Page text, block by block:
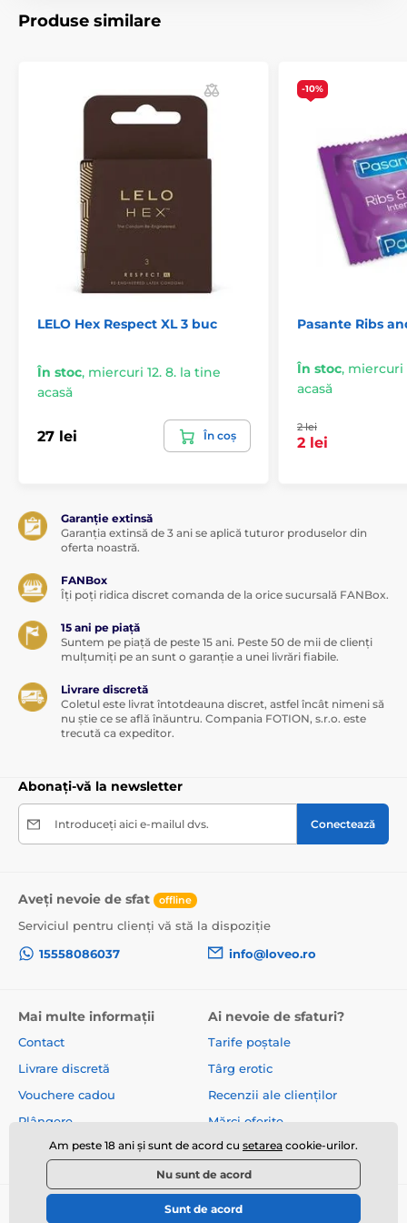
și confort
Descoperiți o nouă dimensiune a plăcerii cu Durex
Intense – prezervative care oferă
Produsul este inclus în categoria
Prezervative
Prezervative cu nervuri
Prezervative stimulatoare
Produse similare
LELO Hex Respect XL 3 buc
În stoc, miercuri 12. 8. la tine
acasă
27 lei În coș
-10%
Pasante Ribs
În stoc, miercuri
acasă
2 lei
2 lei
Garanție extinsă
Garanția extinsă de 3 ani se aplică tuturor produselor din
oferta noastră.
FANBox
Îți poți ridica discret comanda de la orice sucursală FANBox.
15 ani pe piață
Suntem pe piață de peste 15 ani. Peste 50 de mii de clienți
mulțumiți pe an sunt o garanție a unei livrări fiabile.
Livrare discretă
Coletul este livrat întotdeauna discret, astfel încât nimeni să
nu știe ce se află înăuntru. Compania FOTION, s.r.o. este
trecută ca expeditor.
Abonați-vă la newsletter
Introduceți aici e-mailul dvs. Conectează
Aveți nevoie de sfat offline
Serviciul pentru clienți vă stă la dispoziție
15558086037
info@loveo.ro
Mai multe informații
Contact
Livrare discretă
Vouchere cadou
Plângere
Despre noi
Ai nevoie de sfaturi?
Tarife poștale
Târg erotic
Recenzii ale clienților
Mărci oferite
Termeni și condiții
© 2026 www.loveo.ro ⦁ E-shop creat de
Am peste 18 ani și sunt de acord cu setarea cookie-urilor.
Nu sunt de acord
Sunt de acord